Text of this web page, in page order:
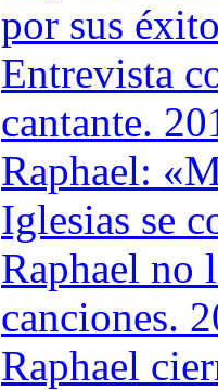
por sus
Entrevista
cantante.
Raphael:
Iglesias se
Raphael no
canciones.
Raphael